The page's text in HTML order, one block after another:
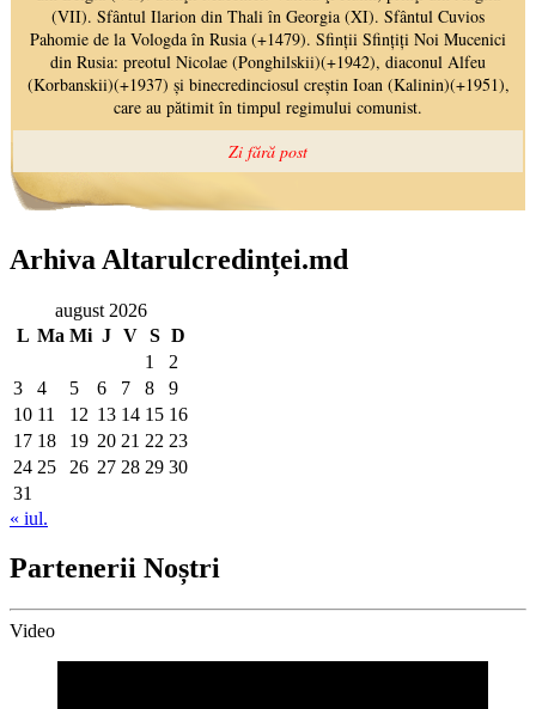
Arhiva Altarulcredinței.md
august 2026
L Ma Mi J V S D
1
2
3
4 5 6 7 8
9
10 11 12 13 14 15 16
17 18 19 20 21 22 23
24 25 26 27 28 29 30
31
« iul.
Partenerii Noștri
Video